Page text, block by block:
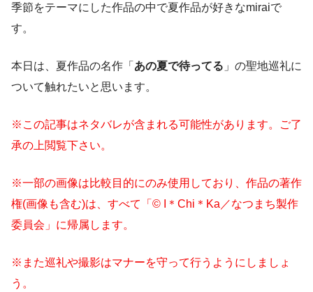
季節をテーマにした作品の中で夏作品が好きなmiraiで
す。
本日は、夏作品の名作「 あの夏で待ってる 」の聖地巡礼に
ついて触れたいと思います。
※この記事はネタバレが含まれる可能性があります。ご了
承の上閲覧下さい。
※一部の画像は比較目的にのみ使用しており、作品の著作
権(画像も含む)は、すべて「© I＊Chi＊Ka／なつまち製作
委員会」に帰属します。
※また巡礼や撮影はマナーを守って行うようにしましょ
う。